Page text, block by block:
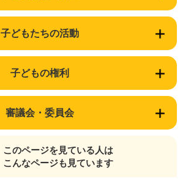
子どもたちの活動
子どもの権利
審議会・委員会
このページを見ている人は
こんなページも見ています